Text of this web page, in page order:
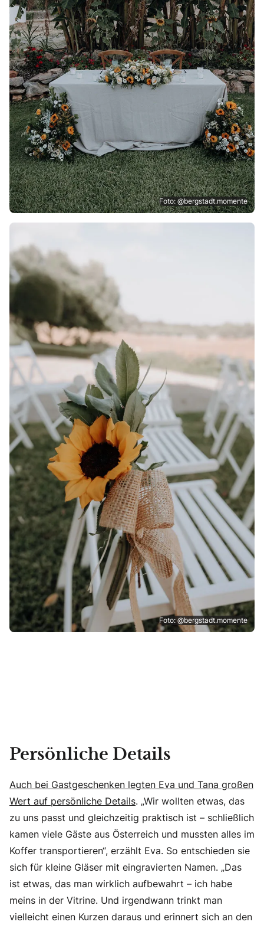
Foto: @bergstadt.momente
Foto: @bergstadt.momente
Persönliche Details
Auch bei Gastgeschenken legten Eva und Tana großen
Wert auf persönliche Details. „Wir wollten etwas, das
zu uns passt und gleichzeitig praktisch ist – schließlich
kamen viele Gäste aus Österreich und mussten alles im
Koffer transportieren“, erzählt Eva. So entschieden sie
sich für kleine Gläser mit eingravierten Namen. „Das
ist etwas, das man wirklich aufbewahrt – ich habe
meins in der Vitrine. Und irgendwann trinkt man
vielleicht einen Kurzen daraus und erinnert sich an den